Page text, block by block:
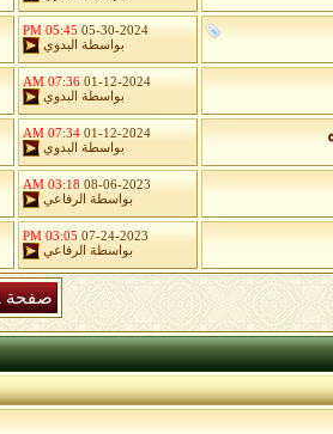
05-30-2024
05:45 PM
بواسطة
البدوي
01-12-2024
07:36 AM
بواسطة
البدوي
01-12-2024
07:34 AM
بواسطة
البدوي
08-06-2023
03:18 AM
بواسطة
الرفاعي
07-24-2023
03:05 PM
بواسطة
الرفاعي
صفحة 1 من 3